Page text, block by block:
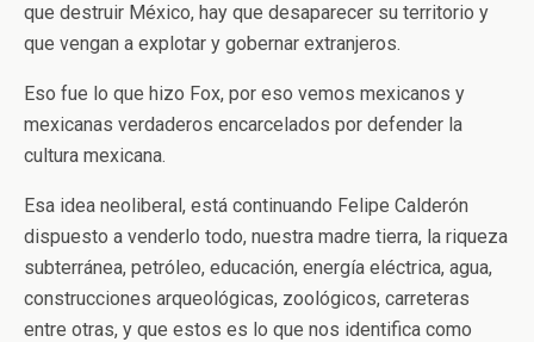
que destruir México, hay que desaparecer su territorio y
que vengan a explotar y gobernar extranjeros.
Eso fue lo que hizo Fox, por eso vemos mexicanos y
mexicanas verdaderos encarcelados por defender la
cultura mexicana.
Esa idea neoliberal, está continuando Felipe Calderón
dispuesto a venderlo todo, nuestra madre tierra, la riqueza
subterránea, petróleo, educación, energía eléctrica, agua,
construcciones arqueológicas, zoológicos, carreteras
entre otras, y que estos es lo que nos identifica como